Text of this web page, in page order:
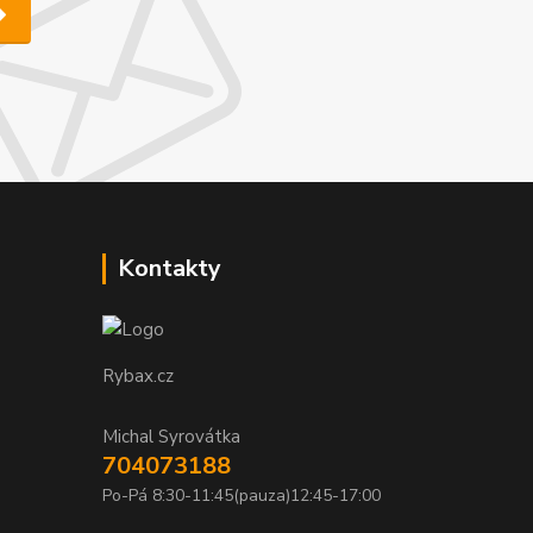
Kontakty
Rybax.cz
Michal Syrovátka
704073188
Po-Pá 8:30-11:45(pauza)12:45-17:00